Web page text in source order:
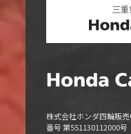
株式会社ホンダ四輪販
番号 第551130112000号